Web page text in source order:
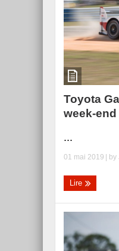
Toyota
week-end
...
01 mai 2019 | by
Lire